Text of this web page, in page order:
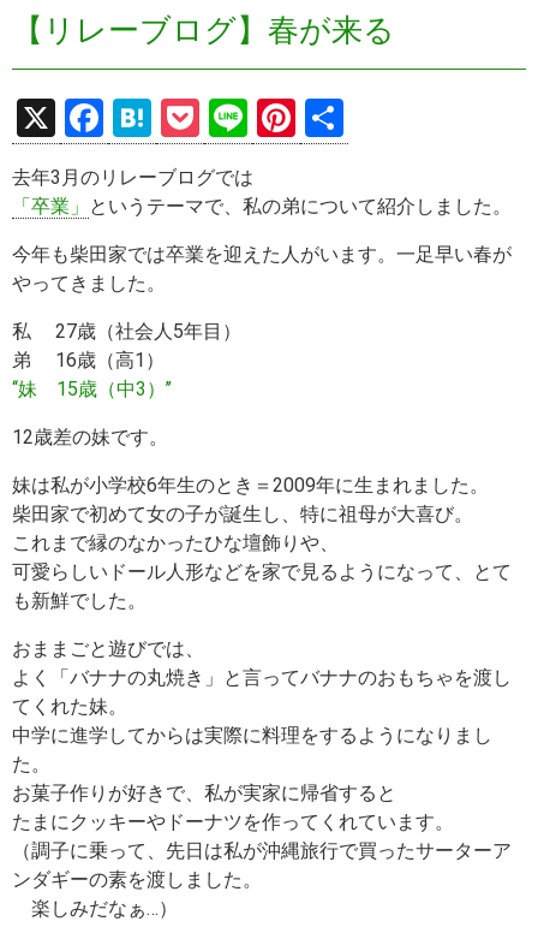
【リレーブログ】春が来る
X
F
a
ce
b
o
o
k
H
at
e
a
P
o
ck
et
Li
n
e
Pi
nt
er
t
有
去年3月のリレーブログでは
「卒業」 というテーマで、私の弟について紹介しました。
今年も柴田家では卒業を迎えた人がいます。一足早い春が
やってきました。
私 27歳（社会人5年目）
弟 16歳（高1）
‘‘妹 15歳（中3）’’
12歳差の妹です。
妹は私が小学校6年生のとき＝2009年に生まれました。
柴田家で初めて女の子が誕生し、特に祖母が大喜び。
これまで縁のなかったひな壇飾りや、
可愛らしいドール人形などを家で見るようになって、とて
も新鮮でした。
おままごと遊びでは、
よく「バナナの丸焼き」と言ってバナナのおもちゃを渡し
てくれた妹。
中学に進学してからは実際に料理をするようになりまし
た。
お菓子作りが好きで、私が実家に帰省すると
たまにクッキーやドーナツを作ってくれています。
（調子に乗って、先日は私が沖縄旅行で買ったサーターア
ンダギーの素を渡しました。
楽しみだなぁ…）